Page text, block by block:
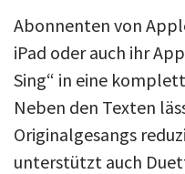
Abonnenten von
iPad oder auch ihr
Sing“ in eine
Neben den Texten
Originalgesangs
unterstützt auch